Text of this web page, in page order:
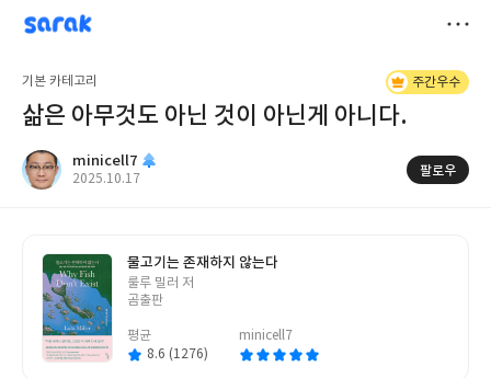
sarak
minicell7
저
장
기본 카테고리 주간우수
삶은 아무것도 아닌 것이 아닌게 아니다.
minicell7
작
2025.10.17
팔로우
물고기는 존재하지 않는다
글
쓴
룰루 밀러 저
곰출판
평균
8.6 (1276)
minicell7